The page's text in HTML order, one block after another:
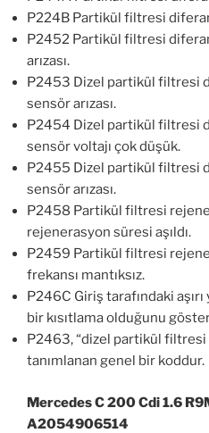
P224B Partikül filtresi
P2452 Partikül filtresi
arızası.
P2453 Dizel partikül filtresi
sensör arızası.
P2454 Dizel partikül filtresi
sensör voltajı çok düşük.
P2455 Dizel partikül filtresi
sensör arızası.
P2458 Partikül filtresi
rejenerasyon süresi aşıldı.
P2459 Partikül filtresi
frekansı mantıksız.
P246C Giriş tarafındaki aşırı
bir kısıtlama olduğunu
P2463, “dizel partikül filtresi
tanımlanan genel bir koddur.
Mercedes C 200 Cdi 1.6
A2054906514